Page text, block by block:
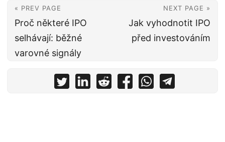
« PREV PAGE
Proč některé IPO
selhávají: běžné
varovné signály
NEXT PAGE »
Jak vyhodnotit IPO
před investováním